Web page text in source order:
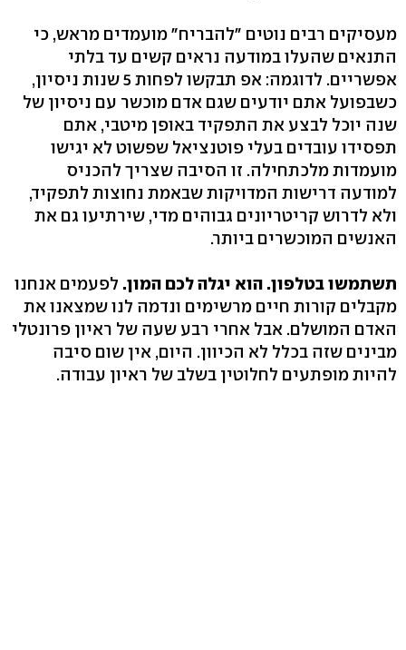
מעסיקים רבים נוטים "להבריח" מועמדים מראש, כי
התנאים שהעלו במודעה נראים קשים עד בלתי
אפשריים. לדוגמה: אפ תבקשו לפחות 5 שנות ניסיון,
כשבפועל אתם יודעים שגם אדם מוכשר עם ניסיון של
שנה יוכל לבצע את התפקיד באופן מיטבי, אתם
תפסידו עובדים בעלי פוטנציאל שפשוט לא יגישו
מועמדות מלכתחילה. זו הסיבה שצריך להכניס
למודעה דרישות המדויקות שבאמת נחוצות לתפקיד,
ולא לדרוש קריטריונים גבוהים מדי, שירתיעו גם את
האנשים המוכשרים ביותר.
תשתמשו בטלפון. הוא יגלה לכם המון. לפעמים אנחנו
מקבלים קורות חיים מרשימים ונדמה לנו שמצאנו את
האדם המושלם. אבל אחרי רבע שעה של ראיון פרונטלי
מבינים שזה בכלל לא הכיוון. היום, אין שום סיבה
להיות מופתעים לחלוטין בשלב של ראיון עבודה.